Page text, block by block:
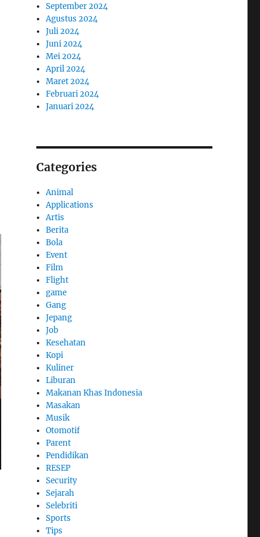
September 2024
Agustus 2024
Juli 2024
Juni 2024
Mei 2024
April 2024
Maret 2024
Februari 2024
Januari 2024
Categories
Animal
Applications
Artis
Berita
Bola
Event
Film
Flight
game
Gang
Jepang
Job
Kesehatan
Kopi
Kuliner
Liburan
Makanan Khas Indonesia
Masakan
Musik
Otomotif
Parent
Pendidikan
RESEP
Security
Sejarah
Selebriti
Sports
Tips